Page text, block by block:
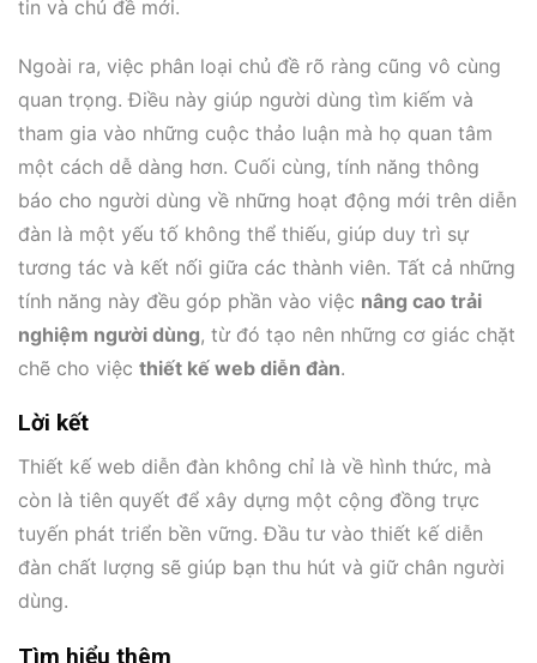
tin và chủ đề mới.
Ngoài ra, việc phân loại chủ đề rõ ràng cũng vô cùng
quan trọng. Điều này giúp người dùng tìm kiếm và
tham gia vào những cuộc thảo luận mà họ quan tâm
một cách dễ dàng hơn. Cuối cùng, tính năng thông
báo cho người dùng về những hoạt động mới trên diễn
đàn là một yếu tố không thể thiếu, giúp duy trì sự
tương tác và kết nối giữa các thành viên. Tất cả những
tính năng này đều góp phần vào việc nâng cao trải
nghiệm người dùng, từ đó tạo nên những cơ giác chặt
chẽ cho việc thiết kế web diễn đàn.
Lời kết
Thiết kế web diễn đàn không chỉ là về hình thức, mà
còn là tiên quyết để xây dựng một cộng đồng trực
tuyến phát triển bền vững. Đầu tư vào thiết kế diễn
đàn chất lượng sẽ giúp bạn thu hút và giữ chân người
dùng.
Tìm hiểu thêm